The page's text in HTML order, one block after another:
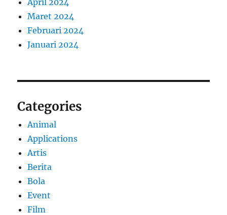
Maret 2024
Februari 2024
Januari 2024
Categories
Animal
Applications
Artis
Berita
Bola
Event
Film